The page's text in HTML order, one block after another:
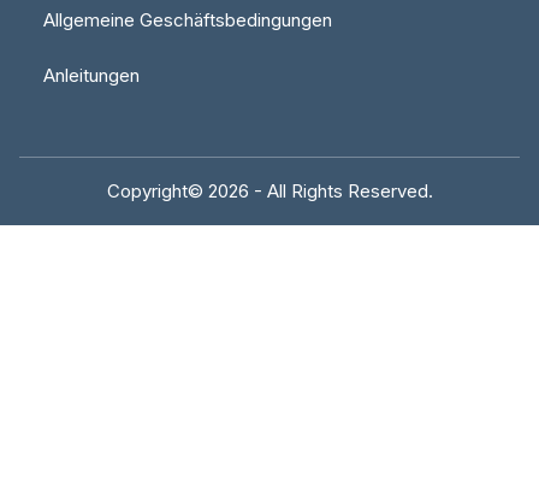
Allgemeine Geschäftsbedingungen
Anleitungen
Copyright© 2026 - All Rights Reserved.